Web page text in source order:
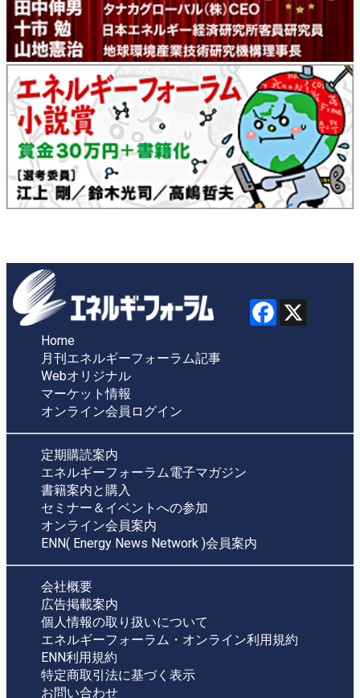
Home
月刊エネルギーフォーラム記事
Webオリジナル
マーケット情報
オンライン会員ログイン
定期購読案内
エネルギーフォーラム電子マガジン
書籍案内と購入
セミナー＆イベントへの参加
オンライン会員案内
ENN( Energy News Network )会員案内
会社概要
広告掲載案内
個人情報の取り扱いについて
エネルギーフォーラム・オンライン利用規約
ENN利用規約
特定商取引法に基づく表示
お問い合わせ